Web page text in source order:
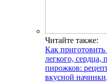
Читайте также:
Как
легкого, сердца,
пирожков:
вкусной